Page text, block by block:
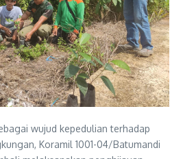
wujud kepedulian terhadap
Koramil 1001-04/Batumandi